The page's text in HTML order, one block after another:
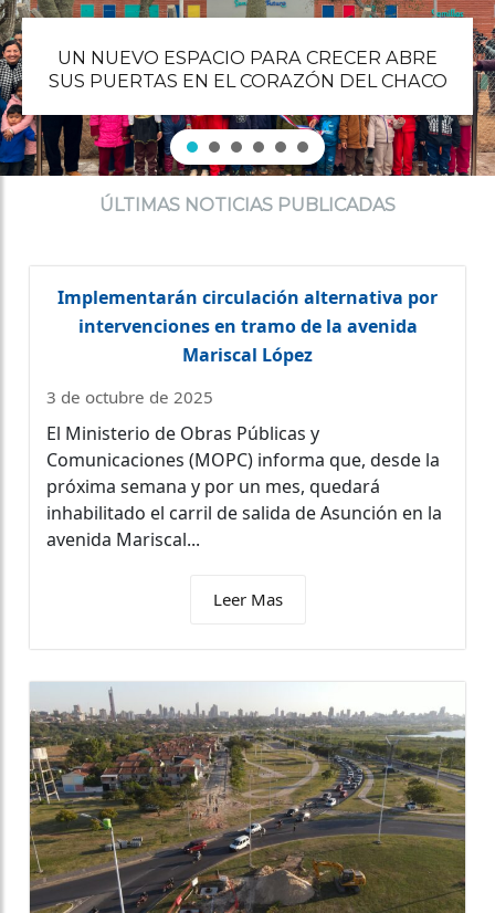
UN NUEVO ESPACIO PARA CRECER ABRE
SUS PUERTAS EN EL CORAZÓN DEL CHACO
ÚLTIMAS NOTICIAS PUBLICADAS
Implementarán circulación alternativa por
intervenciones en tramo de la avenida
Mariscal López
3 de octubre de 2025
El Ministerio de Obras Públicas y
Comunicaciones (MOPC) informa que, desde la
próxima semana y por un mes, quedará
inhabilitado el carril de salida de Asunción en la
avenida Mariscal...
Leer Mas